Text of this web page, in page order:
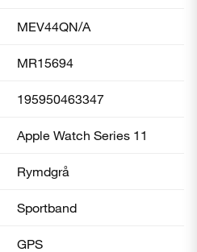
MEV44QN/A
MR15694
195950463347
Apple Watch Series 11
Rymdgrå
Sportband
GPS